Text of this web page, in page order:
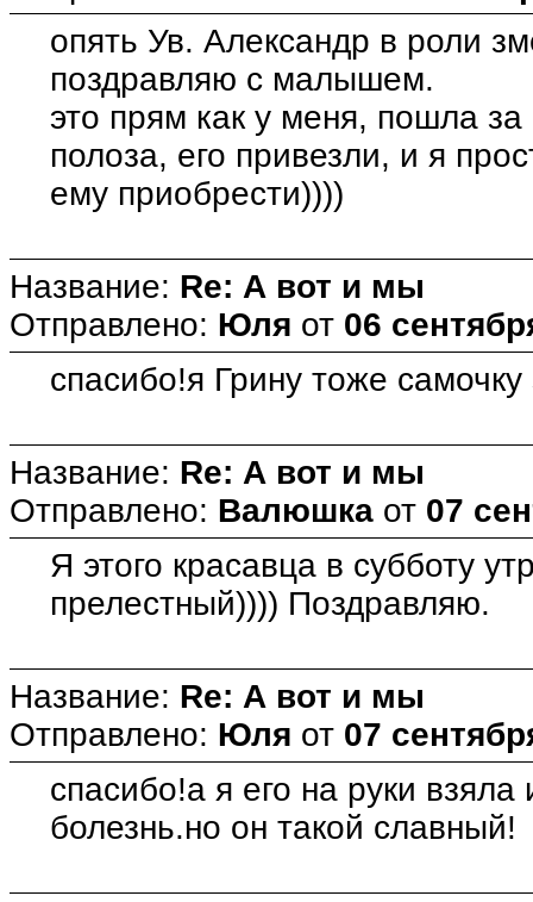
опять Ув. Александр в роли
поздравляю с малышем.
это прям как у меня, пошла
полоза, его привезли, и я
ему приобрести))))
Название: Re: А вот и мы
Отправлено: Юля от 06
спасибо!я Грину тоже
Название: Re: А вот и мы
Отправлено: Валюшка от 07
Я этого красавца в субботу
прелестный)))) Поздравляю.
Название: Re: А вот и мы
Отправлено: Юля от 07
спасибо!а я его на руки
болезнь.но он такой славный!